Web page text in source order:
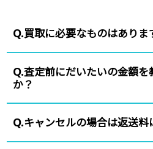
Q.買取に必要なものはありま
Q.査定前にだいたいの金額を
か？
Q.キャンセルの場合は返送料